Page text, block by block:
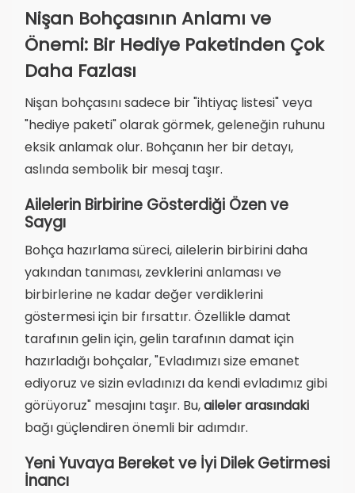
Nişan Bohçasının Anlamı ve
Önemi: Bir Hediye Paketinden Çok
Daha Fazlası
Nişan bohçasını sadece bir "ihtiyaç listesi" veya
"hediye paketi" olarak görmek, geleneğin ruhunu
eksik anlamak olur. Bohçanın her bir detayı,
aslında sembolik bir mesaj taşır.
Ailelerin Birbirine Gösterdiği Özen ve
Saygı
Bohça hazırlama süreci, ailelerin birbirini daha
yakından tanıması, zevklerini anlaması ve
birbirlerine ne kadar değer verdiklerini
göstermesi için bir fırsattır. Özellikle damat
tarafının gelin için, gelin tarafının damat için
hazırladığı bohçalar, "Evladımızı size emanet
ediyoruz ve sizin evladınızı da kendi evladımız gibi
görüyoruz" mesajını taşır. Bu,aileler arasındaki
bağı güçlendiren önemli bir adımdır.
Yeni Yuvaya Bereket ve İyi Dilek Getirmesi
İnancı